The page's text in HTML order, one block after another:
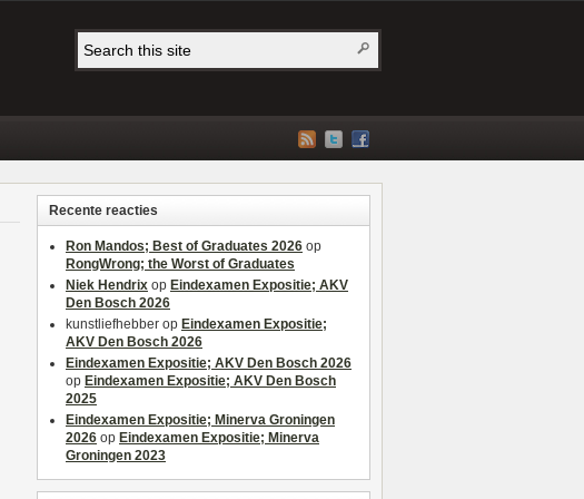
Recente reacties
Ron Mandos; Best of Graduates 2026 op
RongWrong; the Worst of Graduates
Niek Hendrix op Eindexamen Expositie; AKV
Den Bosch 2026
kunstliefhebber op Eindexamen Expositie;
AKV Den Bosch 2026
Eindexamen Expositie; AKV Den Bosch 2026
op Eindexamen Expositie; AKV Den Bosch
2025
Eindexamen Expositie; Minerva Groningen
2026 op Eindexamen Expositie; Minerva
Groningen 2023